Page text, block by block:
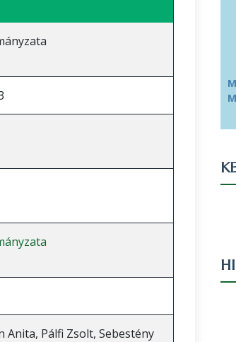
Anita, Pálfi Zsolt, Sebestény